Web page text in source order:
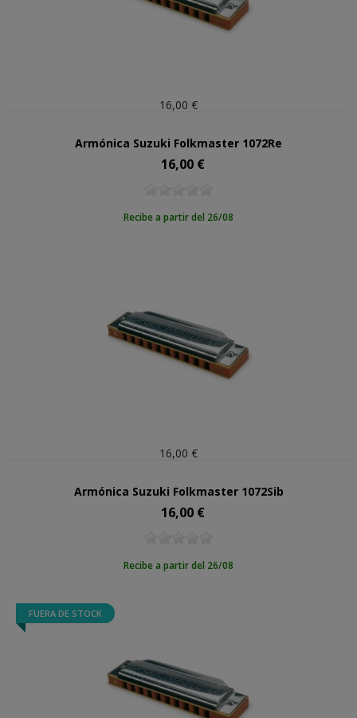
16,00 €
Armónica Suzuki Folkmaster 1072Re
Precio
16,00 €
Recibe a partir del 26/08
16,00 €
Armónica Suzuki Folkmaster 1072Sib
Precio
16,00 €
Recibe a partir del 26/08
FUERA DE STOCK